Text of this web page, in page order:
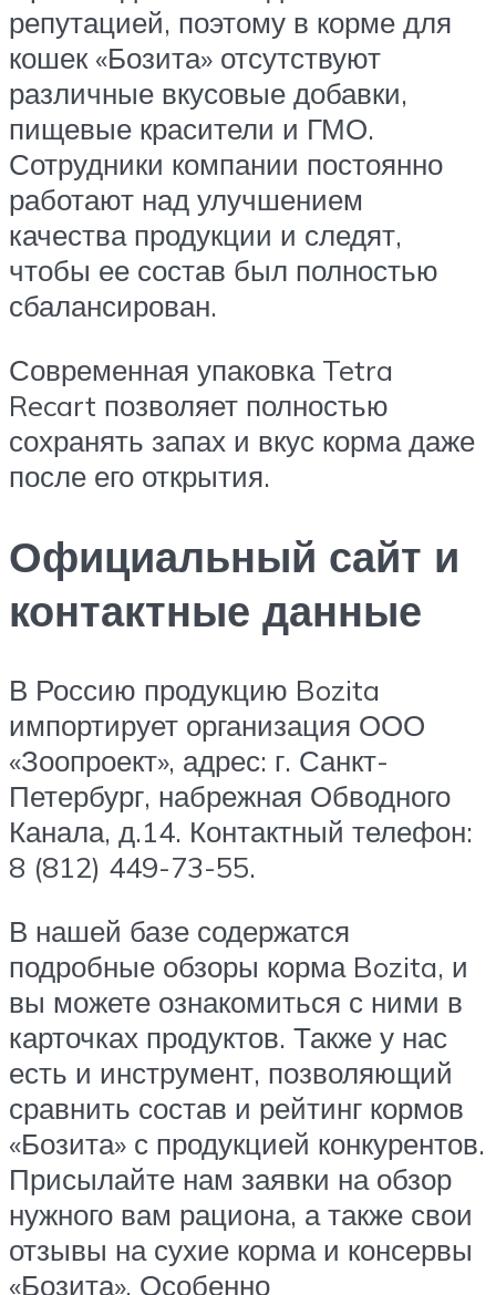
репутацией, поэтому в корме для
кошек «Бозита» отсутствуют
различные вкусовые добавки,
пищевые красители и ГМО.
Сотрудники компании постоянно
работают над улучшением
качества продукции и следят,
чтобы ее состав был полностью
сбалансирован.
Современная упаковка Tetra
Recart позволяет полностью
сохранять запах и вкус корма даже
после его открытия.
Официальный сайт и
контактные данные
В Россию продукцию Bozita
импортирует организация ООО
«Зоопроект», адрес: г. Санкт-
Петербург, набрежная Обводного
Канала, д.14. Контактный телефон:
8 (812) 449-73-55.
В нашей базе содержатся
подробные обзоры корма Bozita, и
вы можете ознакомиться с ними в
карточках продуктов. Также у нас
есть и инструмент, позволяющий
сравнить состав и рейтинг кормов
«Бозита» с продукцией конкурентов.
Присылайте нам заявки на обзор
нужного вам рациона, а также свои
отзывы на сухие корма и консервы
«Бозита». Особенно